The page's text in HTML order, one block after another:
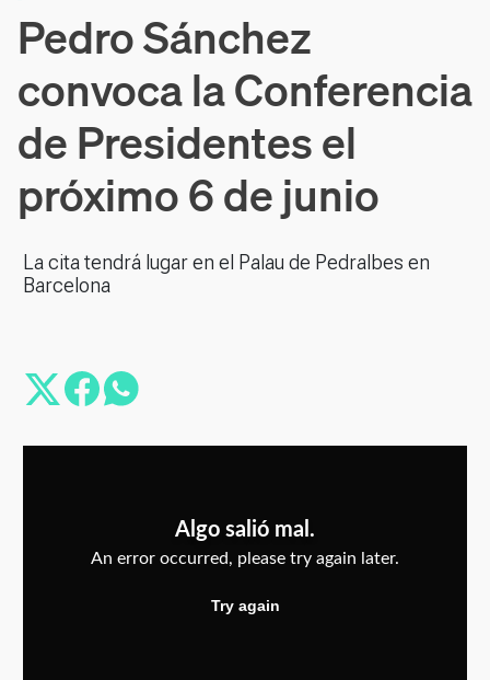
Pedro Sánchez
convoca la Conferencia
de Presidentes el
próximo 6 de junio
La cita tendrá lugar en el Palau de Pedralbes en
Barcelona